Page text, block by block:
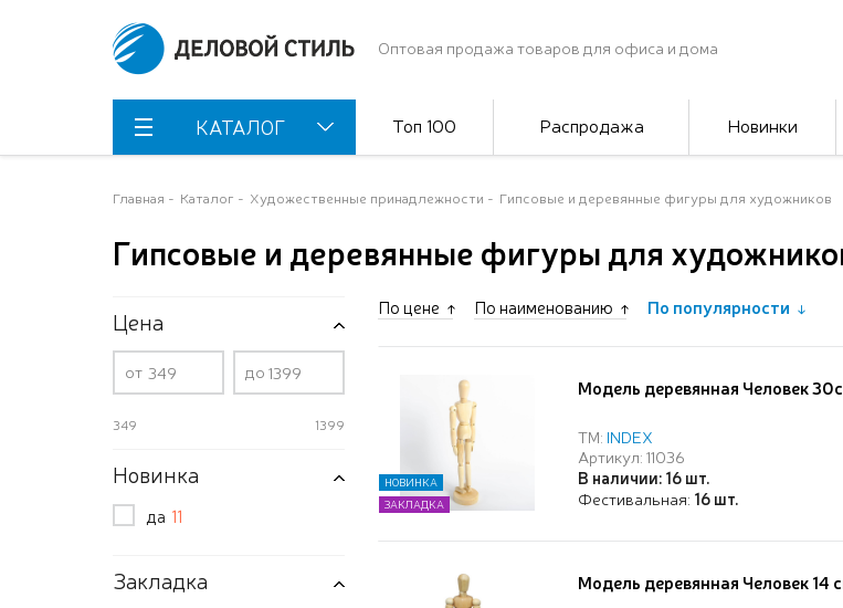
Оптовая продажа товаров для офиса и дома
КАТАЛОГ Топ 100 Распродажа Новинки
Главная Каталог Художественные принадлежности Гипсовые и деревянные фигуры для художников
Гипсовые и деревянные фигуры для
Цена
от до
349 1399
Новинка
да 11
Закладка
По цене По наименованию По популярности
Модель деревянная Человек
ТМ: INDEX
Артикул: 11036
В наличии: 16 шт.
Фестивальная: 16 шт.
НОВИНКА
ЗАКЛАДКА
Модель деревянная Человек 14